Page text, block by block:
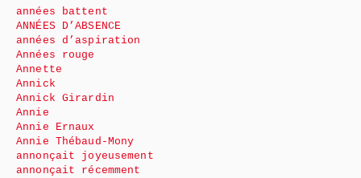
années battent
ANNÉES D’ABSENCE
années d’aspiration
Années rouge
Annette
Annick
Annick Girardin
Annie
Annie Ernaux
Annie Thébaud-Mony
annonçait joyeusement
annonçait récemment